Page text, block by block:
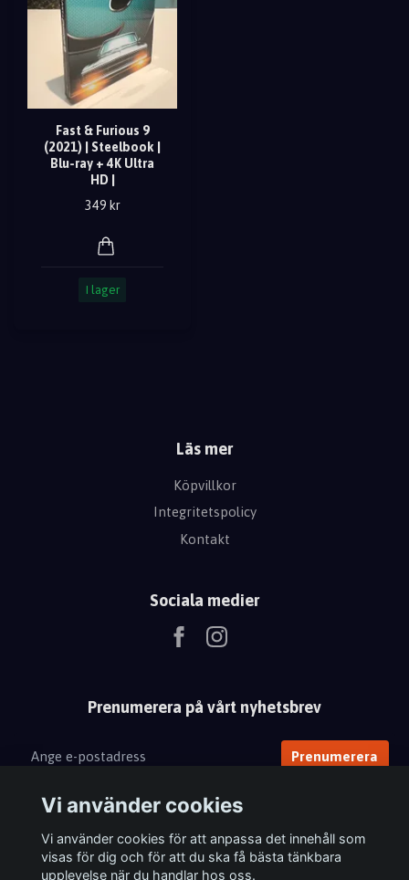
Fast & Furious 9
(2021) | Steelbook |
Blu-ray + 4K Ultra
HD |
349 kr
I lager
Läs mer
Köpvillkor
Integritetspolicy
Kontakt
Sociala medier
Prenumerera på vårt nyhetsbrev
Prenumerera
Vi använder cookies
Vi använder cookies för att anpassa det innehåll som
visas för dig och för att du ska få bästa tänkbara
upplevelse när du handlar hos oss.